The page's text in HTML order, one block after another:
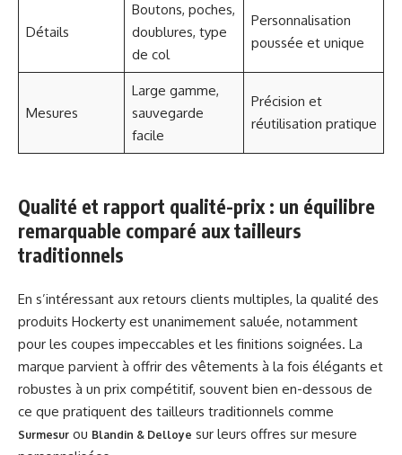
Détails
Boutons, poches,
doublures, type
de col
Personnalisation
poussée et unique
Mesures
Large gamme,
sauvegarde
facile
Précision et
réutilisation pratique
Qualité et rapport qualité-prix : un équilibre
remarquable comparé aux tailleurs
traditionnels
En s’intéressant aux retours clients multiples, la qualité des
produits Hockerty est unanimement saluée, notamment
pour les coupes impeccables et les finitions soignées. La
marque parvient à offrir des vêtements à la fois élégants et
robustes à un prix compétitif, souvent bien en-dessous de
ce que pratiquent des tailleurs traditionnels comme
Surmesur ou Blandin & Delloye sur leurs offres sur mesure